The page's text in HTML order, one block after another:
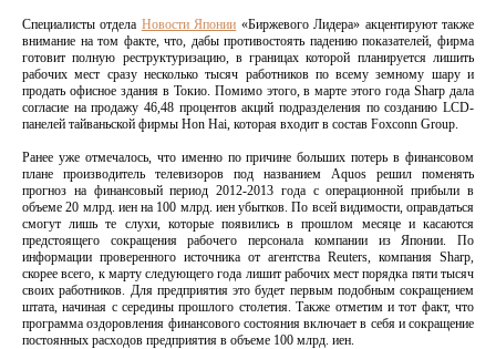
Специалисты отдела Новости Японии «Биржевого Лидера» акцентируют также
внимание на том факте, что, дабы противостоять падению показателей, фирма
готовит полную реструктуризацию, в границах которой планируется лишить
рабочих мест сразу несколько тысяч работников по всему земному шару и
продать офисное здания в Токио. Помимо этого, в марте этого года Sharp дала
согласие на продажу 46,48 процентов акций подразделения по созданию LCD-
панелей тайваньской фирмы Hon Hai, которая входит в состав Foxconn Group.
Ранее уже отмечалось, что именно по причине больших потерь в финансовом
плане производитель телевизоров под названием Aquos решил поменять
прогноз на финансовый период 2012-2013 года с операционной прибыли в
объеме 20 млрд. иен на 100 млрд. иен убытков. По всей видимости, оправдаться
смогут лишь те слухи, которые появились в прошлом месяце и касаются
предстоящего сокращения рабочего персонала компании из Японии. По
информации проверенного источника от агентства Reuters, компания Sharp,
скорее всего, к марту следующего года лишит рабочих мест порядка пяти тысяч
своих работников. Для предприятия это будет первым подобным сокращением
штата, начиная с середины прошлого столетия. Также отметим и тот факт, что
программа оздоровления финансового состояния включает в себя и сокращение
постоянных расходов предприятия в объеме 100 млрд. иен.